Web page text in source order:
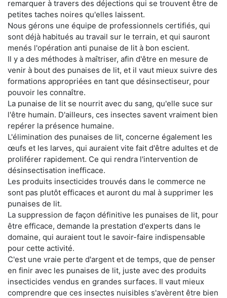
remarquer à travers des déjections qui se trouvent être de
petites taches noires qu'elles laissent.
Nous gérons une équipe de professionnels certifiés, qui
sont déjà habitués au travail sur le terrain, et qui sauront
menés l'opération anti punaise de lit à bon escient.
Il y a des méthodes à maîtriser, afin d'être en mesure de
venir à bout des punaises de lit, et il vaut mieux suivre des
formations appropriées en tant que désinsectiseur, pour
pouvoir les connaître.
La punaise de lit se nourrit avec du sang, qu'elle suce sur
l'être humain. D'ailleurs, ces insectes savent vraiment bien
repérer la présence humaine.
L'élimination des punaises de lit, concerne également les
œufs et les larves, qui auraient vite fait d'être adultes et de
proliférer rapidement. Ce qui rendra l'intervention de
désinsectisation inefficace.
Les produits insecticides trouvés dans le commerce ne
sont pas plutôt efficaces et auront du mal à supprimer les
punaises de lit.
La suppression de façon définitive les punaises de lit, pour
être efficace, demande la prestation d'experts dans le
domaine, qui auraient tout le savoir-faire indispensable
pour cette activité.
C'est une vraie perte d'argent et de temps, que de penser
en finir avec les punaises de lit, juste avec des produits
insecticides vendus en grandes surfaces. Il vaut mieux
comprendre que ces insectes nuisibles s'avèrent être bien